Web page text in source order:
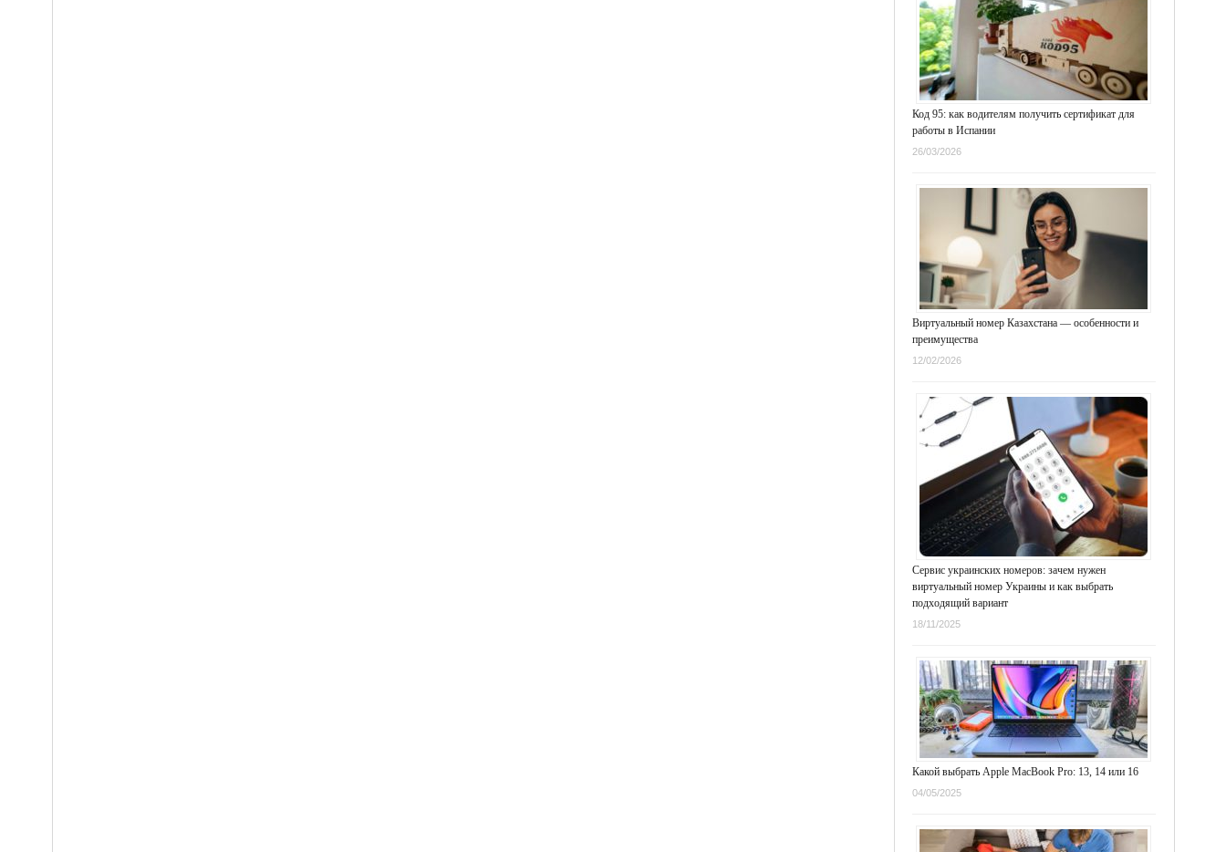
Код 95: как водителям получить сертификат для
работы в Испании
26/03/2026
Виртуальный номер Казахстана — особенности и
преимущества
12/02/2026
Сервис украинских номеров: зачем нужен
виртуальный номер Украины и как выбрать
подходящий вариант
18/11/2025
Какой выбрать Apple MacBook Pro: 13, 14 или 16
04/05/2025